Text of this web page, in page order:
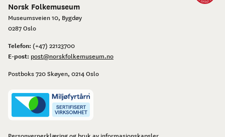
Norsk Folkemuseum
Museumsveien 10, Bygdøy
0287 Oslo
Telefon: (+47) 22123700
E-post: post@norskfolkemuseum.no
Postboks 720 Skøyen, 0214 Oslo